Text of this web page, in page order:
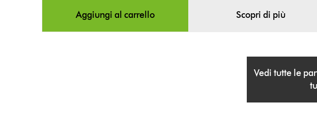
Aggiungi al carrello Scopri di più
Vedi tutte le